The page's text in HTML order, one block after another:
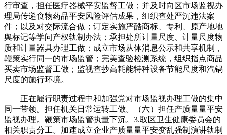
行审查，担任医疗器械平安监督工做；并及时向区市场监视办
理局传递食物药品平安风险评估成果，组织查处严沉违法案
件；以及对交际流合做；订定实施严酷商标、专利、原产地地
舆标记等学问产权轨制办法；承担处所计量尺度、计量尺度物
质和计量器具办理工做；成立市场从体消息公示和共享机制，
鞭策实行同一的市场监管；完美查验检测系统，组织指点商品
买卖市场监督工做；监视查抄高耗能特种设备节能尺度和汽锅
尺度的施行环境。
正在履行职责过程中和加强党对市场监视办理工做的集中
同一带领。担任机关日常运转工做。（六）担任产质量量平安
监视办理。鞭策市场监管执量下沉。3.取区卫生健康委员会的
相关职责分工。加速成立企业产质量量平安变乱强制演讲轨制